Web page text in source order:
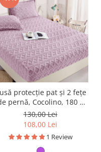
protecție pat și 2 fețe
pernă, Cocolino, 180 x
200 cm, 3 piese, HPP64
130,00 Lei
108,00 Lei
1 Review